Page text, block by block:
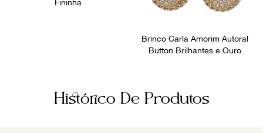
Fininha
Brinco Carla Amorim Autoral
Button Brilhantes e Ouro
Histórico De Produtos